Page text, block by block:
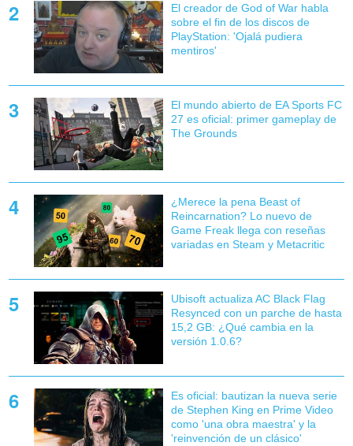
El creador de God of War habla
sobre el fin de los discos de
PlayStation: 'Ojalá pudiera
mentiros'
El mundo abierto de EA Sports FC
27 es oficial: primer gameplay de
The Grounds
¿Merece la pena Beast of
Reincarnation? Lo nuevo de
Game Freak llega con reseñas
variadas en Steam y Metacritic
Ubisoft actualiza AC Black Flag
Resynced con un parche de hasta
15,2 GB: ¿Qué cambia en la
versión 1.0.6?
Es oficial: bautizan la nueva serie
de Stephen King en Prime Video
como 'una obra maestra' y la
'reinvención de un clásico'